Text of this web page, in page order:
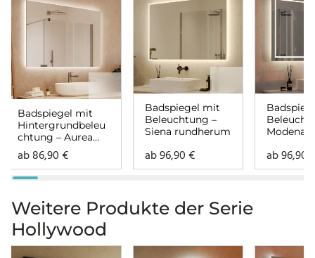
Badspiegel mit
Hintergrundbeleu
chtung – Aurea
rundherum
ab86,90€
Badspiegel mit
Beleuchtung –
Siena rundherum
ab96,90€
Modena
ab96,90
Weitere Produkte der Serie
Hollywood